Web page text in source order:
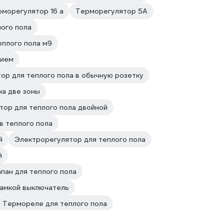
16 а
Терморегулятор 5А
пола
пола м9
для теплого пола в обычную розетку
две зоны
для теплого пола двойной
теплого пола
Электрорегулятор для теплого пола
для теплого пола
выключатель
Термореле для теплого пола